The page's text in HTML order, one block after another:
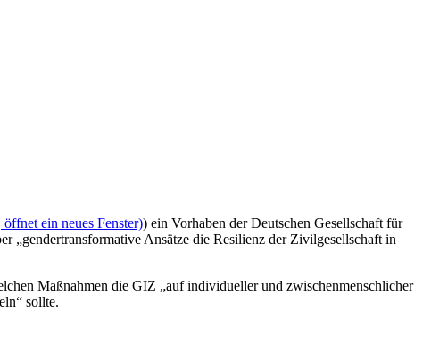
ein neues Fenster)) ein Vorhaben der Deutschen Gesellschaft für
Ansätze die Resilienz der Zivilgesellschaft in
Maßnahmen die GIZ „auf individueller und zwischenmenschlicher
sollte.